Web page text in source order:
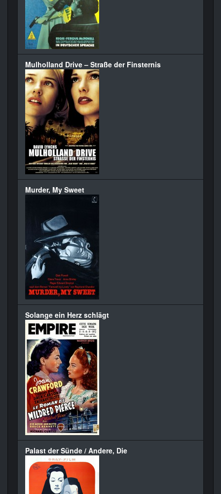
Mulholland Drive – Straße der Finsternis
Murder, My Sweet
Solange ein Herz schlägt
Palast der Sünde / Andere, Die